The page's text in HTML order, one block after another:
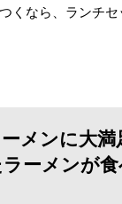
くなら、ランチ
メンに大満
ーメンが